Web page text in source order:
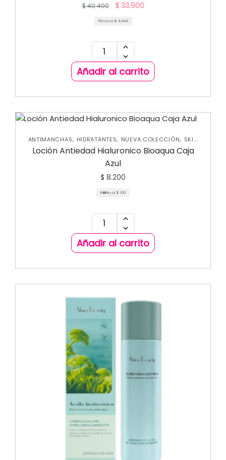
$40.400 $33.900
Pieza a: $ 4.843
Añadir al carrito
ANTIMANCHAS, HIDRATANTES, NUEVA COLECCIÓN, SKIN
CARE FACIAL
Loción Antiedad Hialuronico Bioaqua Caja
Azul
$ 8.200
Mililitro a: $ 103
Añadir al carrito